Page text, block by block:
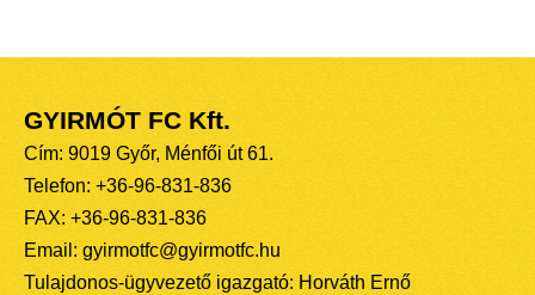
GYIRMÓT FC Kft.
Cím: 9019 Győr, Ménfői út 61.
Telefon: +36-96-831-836
FAX: +36-96-831-836
Email: gyirmotfc@gyirmotfc.hu
Tulajdonos-ügyvezető igazgató: Horváth Ernő